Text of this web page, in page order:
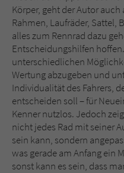
Körper, geht der Autor
Rahmen, Laufräder, Sattel,
alles zum Rennrad dazu
Entscheidungshilfen
unterschiedlichen
Wertung abzugeben und
Individualität des Fahrers,
entscheiden soll – für
Kenner nutzlos. Jedoch
nicht jedes Rad mit seiner
sein kann, sondern
was gerade am Anfang ein
sonst kann es sein, dass